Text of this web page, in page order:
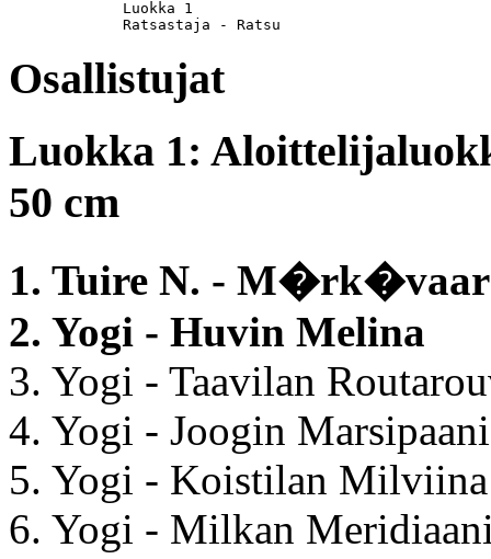
	Ratsastaja - Ratsu
Osallistujat
Luokka 1:
50 cm
1. Tuire N. -
2. Yogi - Huvin Melina
3. Yogi - Taavilan
4. Yogi - Joogin Marsipaani
5. Yogi - Koistilan Milviina
6. Yogi - Milkan